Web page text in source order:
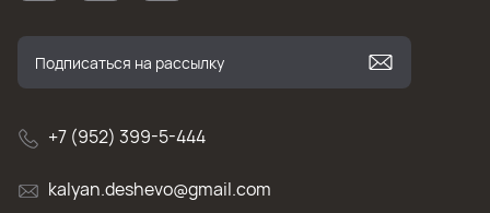
+7 (952) 399-5-444
kalyan.deshevo@gmail.com